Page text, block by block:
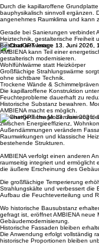
Durch die kapillaroffene
bauphysikalisch sinnvoll ergänzen.
Gerade bei Sanierungen verbindet
Heiztechnik, gestalterische Freiheit
Bestand aufwerten
AMBIENA kann Teil einer
gestalterisch modernisieren.
Wohlfühlwärme statt Heizkörper
Großflächige Strahlungswärme
ohne sichtbare Technik.
Trockene Wände &
Die kapillaroffene Konstruktion
Feuchteprobleme dauerhaft zu
Historische Substanz bewahren.
AMBIENA macht es möglich.
Die energetische Modernisierung
zwischen Energieeffizienz,
Außendämmungen verändern
Raumwirkungen und klassische
AMBIENA verfolgt einen anderen
raumseitig integriert und ermöglicht
Die großflächige Temperierung
Strahlungskälte und verbessert die
Wo historische Bausubstanz
gefragt ist, eröffnet AMBIENA neue
Gebäudemodernisierung.
Historische Fassaden bleiben
Die Anwendung erfolgt vollständig